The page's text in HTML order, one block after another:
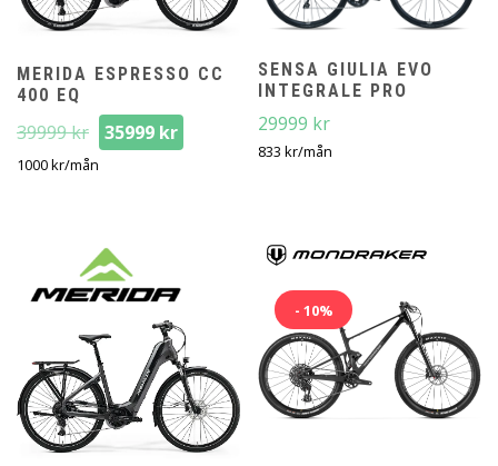
MERIDA ESPRESSO CC
400 EQ
39999kr
Det
ursprungliga
35999 kr
nuvarande
1000kr/mån
SENSA GIULIA EVO
INTEGRALE PRO
29999 kr
833kr/mån
- 10%